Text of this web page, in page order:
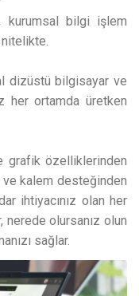
kurumsal bilgi işlem
nitelikte.
dizüstü bilgisayar ve
her ortamda üretken
grafik özelliklerinden
kalem desteğinden
ihtiyacınız olan her
nerede olursanız olun
sağlar.